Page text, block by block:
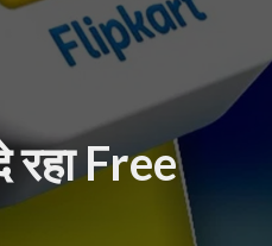
Free